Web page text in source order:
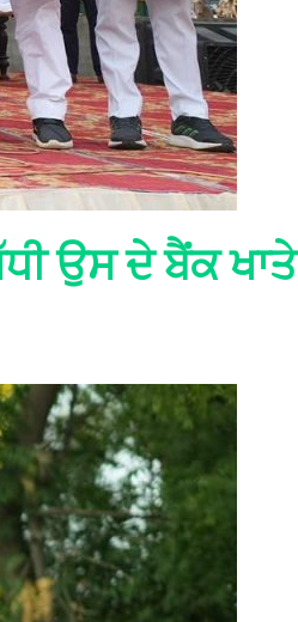
ਉਸ ਦੇ ਬੈਂਕ ਖਾਤੇ